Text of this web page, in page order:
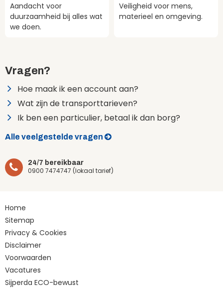
Aandacht voor
duurzaamheid bij alles wat
we doen.
Veiligheid voor mens,
materieel en omgeving.
Vragen?
Hoe maak ik een account aan?
Wat zijn de transporttarieven?
Ik ben een particulier, betaal ik dan borg?
Alle veelgestelde vragen
24/7 bereikbaar
0900 7474747 (lokaal tarief)
Home
Sitemap
Privacy & Cookies
Disclaimer
Voorwaarden
Vacatures
Sijperda ECO-bewust